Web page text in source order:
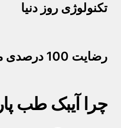
تکنولوژی روز دنیا
رضایت 100 درصدی مشتریان
چرا آیبک طب